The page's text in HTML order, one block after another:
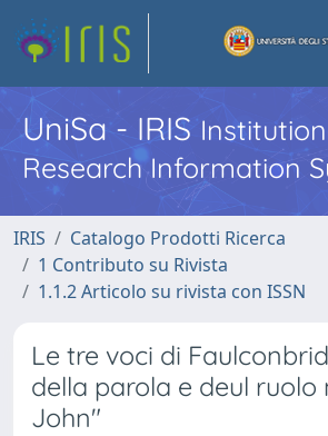
UniSa - IRIS
Research Information
IRIS
Catalogo Prodotti Ricerca
1 Contributo su Rivista
1.1.2 Articolo su rivista con ISSN
Le tre voci di
della parola e deul ruolo
John"